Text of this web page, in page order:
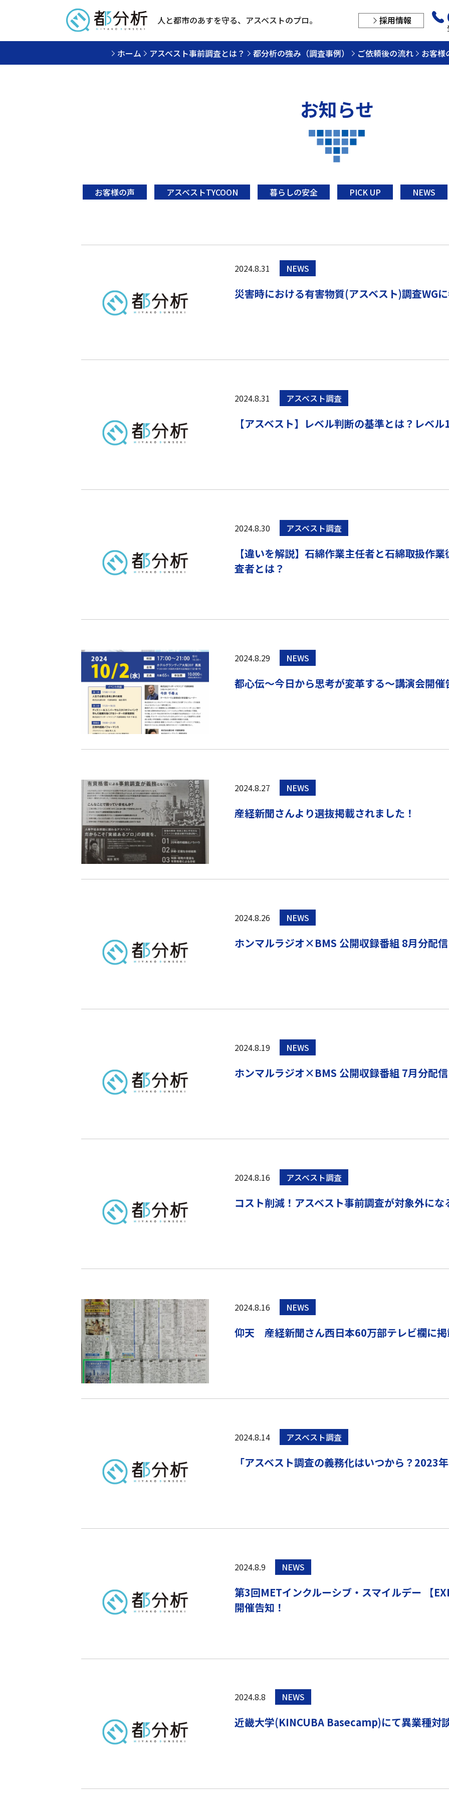
人と都市のあすを守る、 アスベストのプロ。 採用情報
ホーム アスベスト事前調査とは？ 都分析の強み（調査事例） ご依頼後の流れ お客様
お知らせ
お客様の声 アスベストTYCOON 暮らしの安全 PICK UP NEWS
2024.8.31 NEWS
災害時における有害物質(アスベスト)調査WG
2024.8.31 アスベスト調査
【アスベスト】レベル判断の基準とは？レベ
2024.8.30 アスベスト調査
【違いを解説】石綿作業主任者と石綿取扱作
査者とは？
2024.8.29 NEWS
都心伝～今日から思考が変革する～講演会開催
2024.8.27 NEWS
産経新聞さんより選抜掲載されました！
2024.8.26 NEWS
ホンマルラジオ×BMS 公開収録番組 8月分配
2024.8.19 NEWS
ホンマルラジオ×BMS 公開収録番組 7月分配
2024.8.16 アスベスト調査
コスト削減！アスベスト事前調査が対象外に
2024.8.16 NEWS
仰天 産経新聞さん西日本60万部テレビ欄に
2024.8.14 アスベスト調査
「アスベスト調査の義務化はいつから？2023
2024.8.9 NEWS
第3回METインクルーシブ・スマイルデー 【
開催告知！
2024.8.8 NEWS
近畿大学(KINCUBA Basecamp)にて異業種